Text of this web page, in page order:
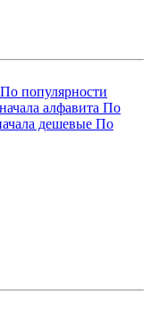
По популярности
алфавита По
дешевые По